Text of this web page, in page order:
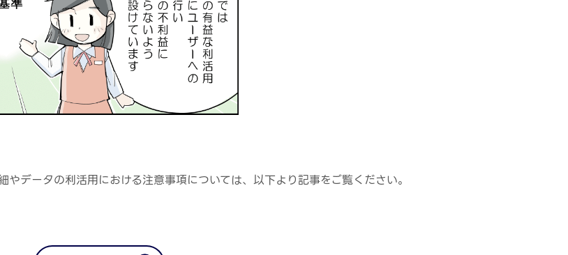
データの利活用における注意事項については、以下より記事をご覧ください。